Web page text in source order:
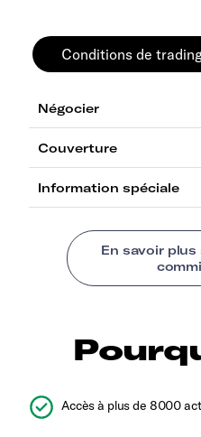
Conditions de
Accès à plus de 8000